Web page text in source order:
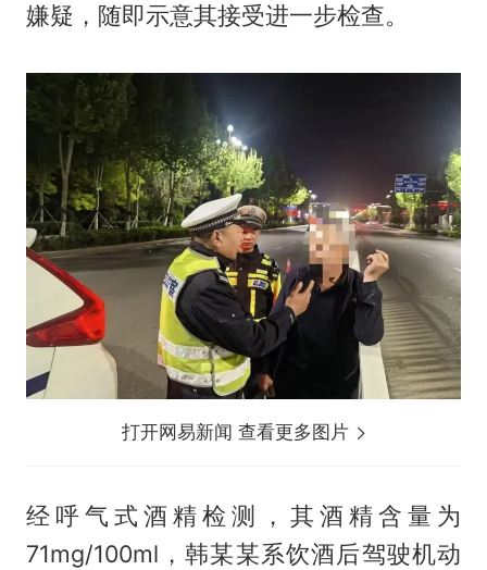
嫌疑，随即示意其接受进一步检查。
打开网易新闻 查看更多图片
经呼气式酒精检测，其酒精含量为
71mg/100ml，韩某某系饮酒后驾驶机动